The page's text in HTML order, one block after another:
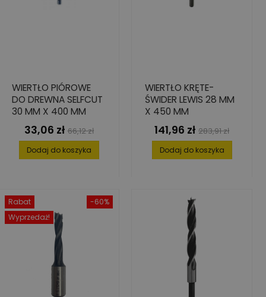
WIERTŁO PIÓROWE
DO DREWNA SELFCUT
30 MM X 400 MM
Cena
33,06 zł Cena
podstawowa
66,12 zł
Dodaj do koszyka
WIERTŁO KRĘTE-
ŚWIDER LEWIS 28 MM
X 450 MM
Cena
141,96 zł Cena
podstawowa
283,91 zł
Dodaj do koszyka
-60%
Rabat
Wyprzedaż!